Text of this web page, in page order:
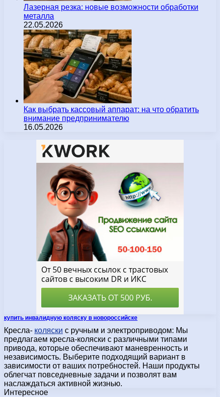
Лазерная резка: новые возможности обработки
металла
22.05.2026
Как выбрать кассовый аппарат: на что обратить
внимание предпринимателю
16.05.2026
купить инвалидную коляску в новороссийске
Кресла- коляски с ручным и электроприводом: Мы
предлагаем кресла-коляски с различными типами
привода, которые обеспечивают маневренность и
независимость. Выберите подходящий вариант в
зависимости от ваших потребностей. Наши продукты
облегчат повседневные задачи и позволят вам
наслаждаться активной жизнью.
Интересное